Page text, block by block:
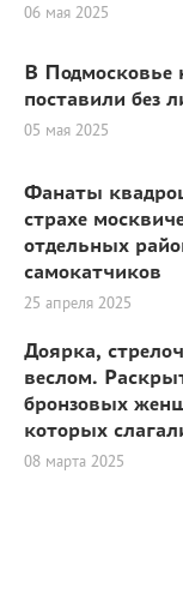
06 мая 2025
В Подмосковье
поставили без
05 мая 2025
Фанаты
страхе
отдельных
самокатчиков
25 апреля 2025
Доярка,
веслом.
бронзовых
которых
08 марта 2025